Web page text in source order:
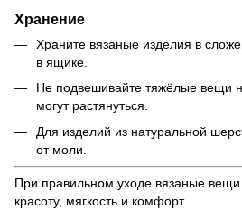
Хранение
Храните вязаные изделия в
в ящике.
Не подвешивайте тяжёлые вещи
могут растянуться.
Для изделий из натуральной
от моли.
При правильном уходе вязаные вещи
красоту, мягкость и комфорт.